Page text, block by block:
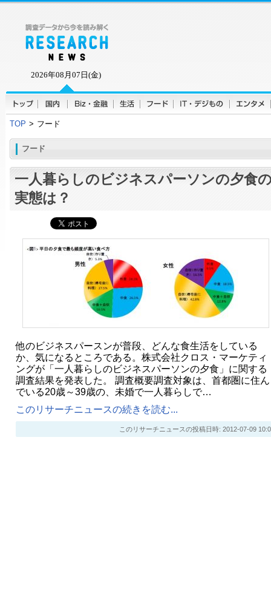
2026年08月07日(金)
TOP > フード
フード
一人暮らしのビジネスパーソンの夕食
実態は？
他のビジネスパースンが普段、どんな食生活をしている
か、気になるところである。株式会社クロス・マーケティ
ングが「一人暮らしのビジネスパーソンの夕食」に関する
調査結果を発表した。 調査概要調査対象は、首都圏に住ん
でいる20歳～39歳の、未婚で一人暮らしで…
このリサーチニュースの続きを読む...
このリサーチニュースの投稿日時: 2012-07-09